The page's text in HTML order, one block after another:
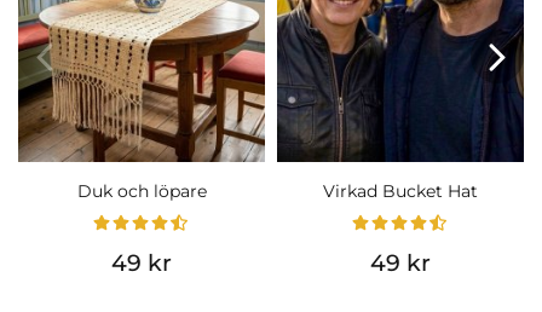
Duk och löpare
49 kr
Virkad Bucket Hat
49 kr